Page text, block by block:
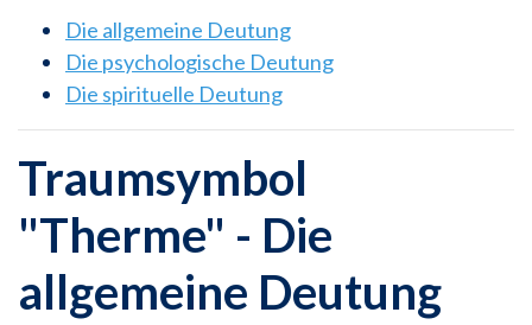
Die allgemeine Deutung
Die psychologische Deutung
Die spirituelle Deutung
Traumsymbol
"Therme" - Die
allgemeine Deutung